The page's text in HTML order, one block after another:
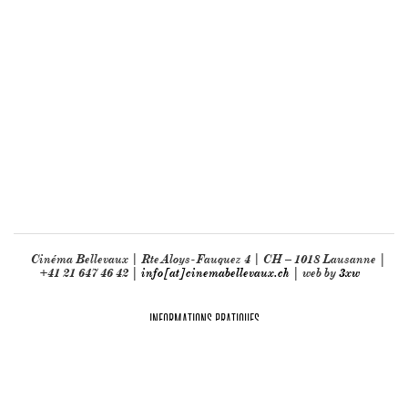
Cinéma Bellevaux | Rte Aloys-Fauquez 4 | CH – 1018 Lausanne |
+41 21 647 46 42 | info[at]cinemabellevaux.ch | web by3xw
INFORMATIONS PRATIQUES